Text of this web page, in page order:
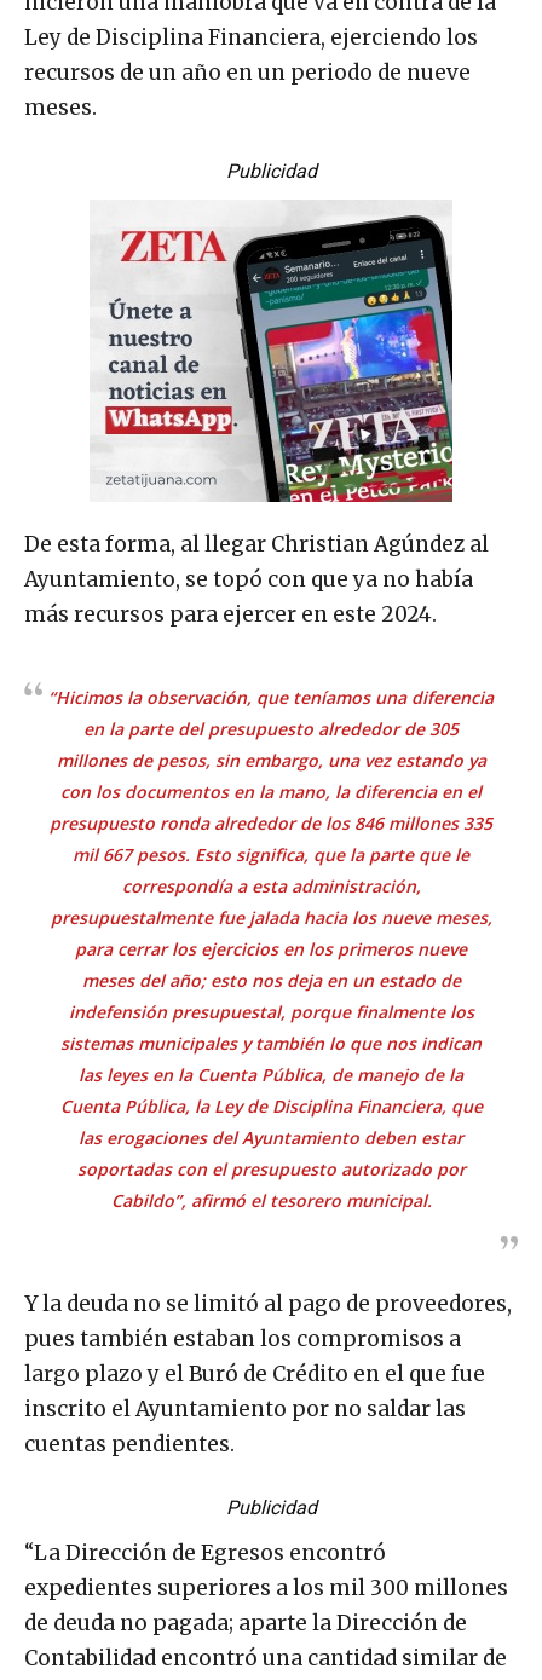
Ley de Disciplina Financiera, ejerciendo los
recursos de un año en un periodo de nueve
meses.
Publicidad
De esta forma, al llegar Christian Agúndez al
Ayuntamiento, se topó con que ya no había
más recursos para ejercer en este 2024.
“Hicimos la observación, que teníamos una diferencia
en la parte del presupuesto alrededor de 305
millones de pesos, sin embargo, una vez estando ya
con los documentos en la mano, la diferencia en el
presupuesto ronda alrededor de los 846 millones 335
mil 667 pesos. Esto significa, que la parte que le
correspondía a esta administración,
presupuestalmente fue jalada hacia los nueve meses,
para cerrar los ejercicios en los primeros nueve
meses del año; esto nos deja en un estado de
indefensión presupuestal, porque finalmente los
sistemas municipales y también lo que nos indican
las leyes en la Cuenta Pública, de manejo de la
Cuenta Pública, la Ley de Disciplina Financiera, que
las erogaciones del Ayuntamiento deben estar
soportadas con el presupuesto autorizado por
Cabildo”, afirmó el tesorero municipal.
Y la deuda no se limitó al pago de proveedores,
pues también estaban los compromisos a
largo plazo y el Buró de Crédito en el que fue
inscrito el Ayuntamiento por no saldar las
cuentas pendientes.
Publicidad
“La Dirección de Egresos encontró
expedientes superiores a los mil 300 millones
de deuda no pagada; aparte la Dirección de
Contabilidad encontró una cantidad similar de